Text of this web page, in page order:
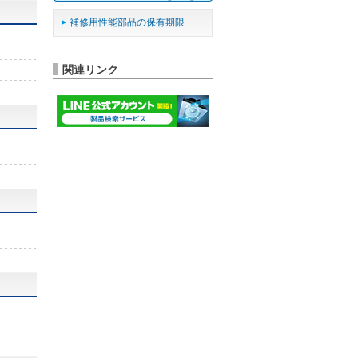
補修用性能部品の保有期限
関連リンク